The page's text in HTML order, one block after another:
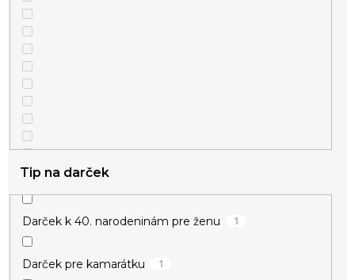
Tip na darček
Darček k 40. narodeninám pre ženu 1
Darček pre kamarátku 1